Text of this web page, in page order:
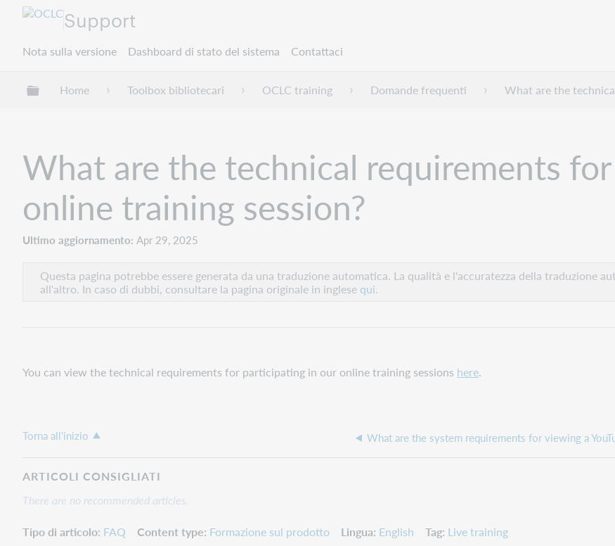
Support
Nota sulla versione Dashboard di stato del sistema Contattaci
Espandi/comprimi la gerarchia globale
Home Toolbox bibliotecari OCLC training Domande frequenti What are the
What are the technical requirements
online training session?
Ultimo aggiornamento Apr 29, 2025
Questa pagina potrebbe essere generata da una traduzione automatica. La qualità e l'accuratezza della traduzione
all'altro. In caso di dubbi, consultare la pagina originale in inglese qui.
You can view the technical requirements for participating in our online training sessions here.
Torna all'inizio
ARTICOLI CONSIGLIATI
There are no recommended articles.
Tipo di articolo FAQ Content type Formazione sul prodotto Lingua English Tag Live training